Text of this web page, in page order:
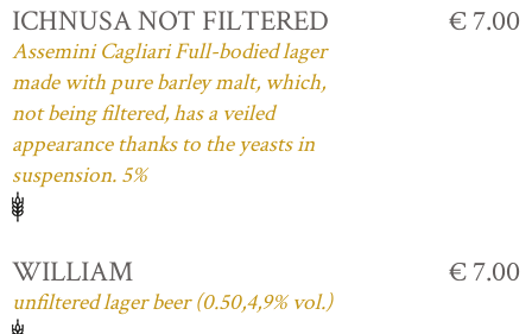
ICHNUSA NOT FILTERED
Assemini Cagliari Full-bodied lager
made with pure barley malt, which,
not being filtered, has a veiled
appearance thanks to the yeasts in
suspension. 5%
€ 7.00
WILLIAM
unfiltered lager beer (0.50,4,9% vol.)
€ 7.00